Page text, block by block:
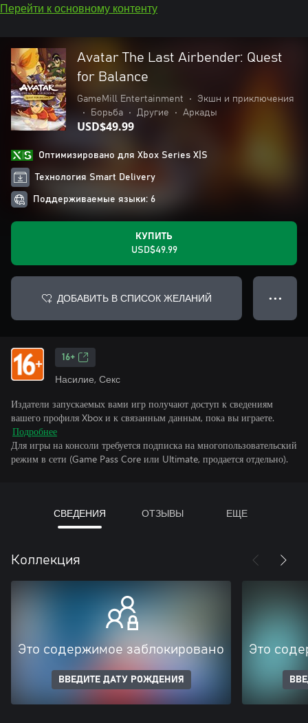
Перейти к основному контенту
Avatar The Last Airbender: Quest
for Balance
GameMill Entertainment •
Экшн и приключения
•
Борьба • Другие • Аркады
USD$49.99
Оптимизировано для Xbox Series X|S
Технология Smart Delivery
Поддерживаемые языки: 6
КУПИТЬ
USD$49.99
ДОБАВИТЬ В СПИСОК ЖЕЛАНИЙ ● ● ●
16+
Насилие, Секс
Издатели запускаемых вами игр получают доступ к сведениям
вашего профиля Xbox и к связанным данным, пока вы играете.
Подробнее
Для игры на консоли требуется подписка на многопользовательский
режим в сети (Game Pass Core или Ultimate, продается отдельно).
СВЕДЕНИЯ ОТЗЫВЫ ЕЩЕ
Коллекция
Это содержимое заблокировано
ВВЕДИТЕ ДАТУ РОЖДЕНИЯ
Это